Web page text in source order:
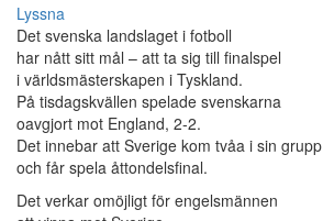
Lyssna
Det svenska landslaget i fotboll
har nått sitt mål – att ta sig till finalspel
i världsmästerskapen i Tyskland.
På tisdagskvällen spelade svenskarna
oavgjort mot England, 2-2.
Det innebar att Sverige kom tvåa i sin grupp
och får spela åttondelsfinal.
Det verkar omöjligt för engelsmännen